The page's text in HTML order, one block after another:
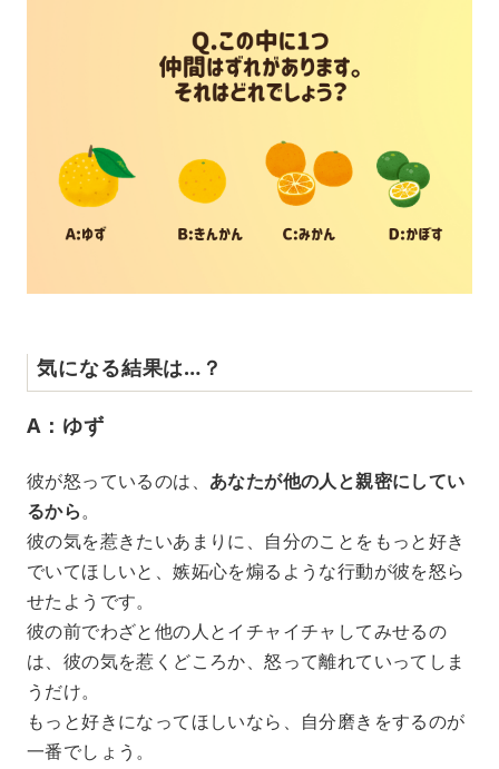
気になる結果は…？
A：ゆず
彼が怒っているのは、 あなたが他の人と親密にしてい
るから。
彼の気を惹きたいあまりに、自分のことをもっと好き
でいてほしいと、嫉妬心を煽るような行動が彼を怒ら
せたようです。
彼の前でわざと他の人とイチャイチャしてみせるの
は、彼の気を惹くどころか、怒って離れていってしま
うだけ。
もっと好きになってほしいなら、自分磨きをするのが
一番でしょう。